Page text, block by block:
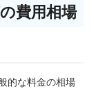
費用相場
的な料金の相場